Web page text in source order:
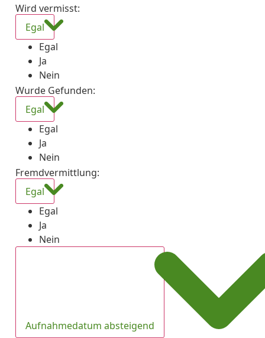
Wird vermisst:
Egal
Egal
Ja
Nein
Wurde Gefunden:
Egal
Egal
Ja
Nein
Fremdvermittlung:
Egal
Egal
Ja
Nein
Aufnahmedatum absteigend